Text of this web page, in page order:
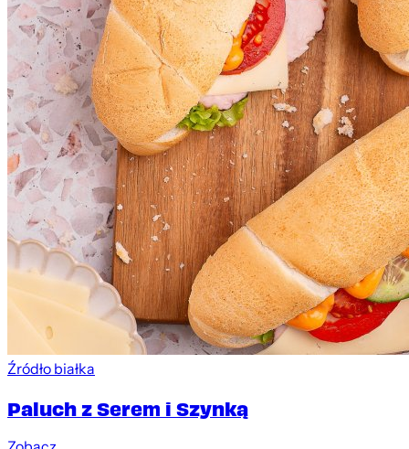
Źródło białka
Paluch z Serem i Szynką